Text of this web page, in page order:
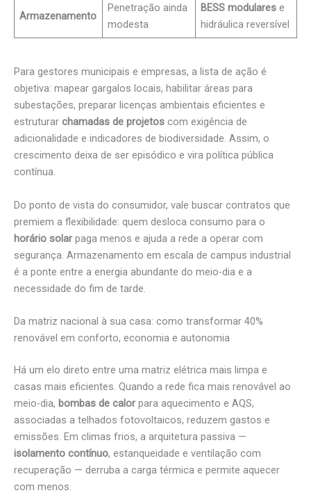
Armazenamento
Penetração ainda
modesta
BESS modulares e
hidráulica reversível
Para gestores municipais e empresas, a lista de ação é
objetiva: mapear gargalos locais, habilitar áreas para
subestações, preparar licenças ambientais eficientes e
estruturar chamadas de projetos com exigência de
adicionalidade e indicadores de biodiversidade. Assim, o
crescimento deixa de ser episódico e vira política pública
contínua.
Do ponto de vista do consumidor, vale buscar contratos que
premiem a flexibilidade: quem desloca consumo para o
horário solar paga menos e ajuda a rede a operar com
segurança. Armazenamento em escala de campus industrial
é a ponte entre a energia abundante do meio-dia e a
necessidade do fim de tarde.
Da matriz nacional à sua casa: como transformar 40%
renovável em conforto, economia e autonomia
Há um elo direto entre uma matriz elétrica mais limpa e
casas mais eficientes. Quando a rede fica mais renovável ao
meio-dia, bombas de calor para aquecimento e AQS,
associadas a telhados fotovoltaicos, reduzem gastos e
emissões. Em climas frios, a arquitetura passiva —
isolamento contínuo, estanqueidade e ventilação com
recuperação — derruba a carga térmica e permite aquecer
com menos.